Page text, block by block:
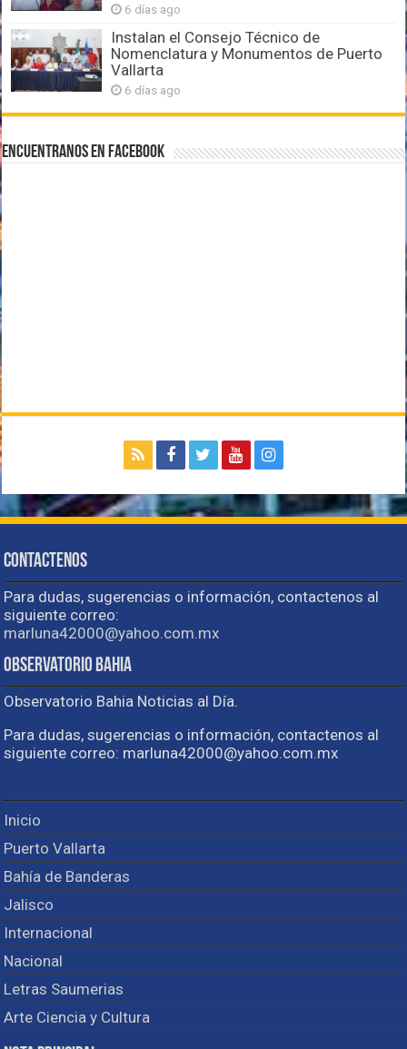
6 días ago
Instalan el Consejo Técnico de
Nomenclatura y Monumentos de Puerto
Vallarta
6 días ago
Encuentranos en Facebook
Contactenos
Para dudas, sugerencias o información, contactenos al
siguiente correo:
marluna42000@yahoo.com.mx
Observatorio Bahia
Observatorio Bahia Noticias al Día.
Para dudas, sugerencias o información, contactenos al
siguiente correo: marluna42000@yahoo.com.mx
Inicio
Puerto Vallarta
Bahía de Banderas
Jalisco
Internacional
Nacional
Letras Saumerias
Arte Ciencia y Cultura